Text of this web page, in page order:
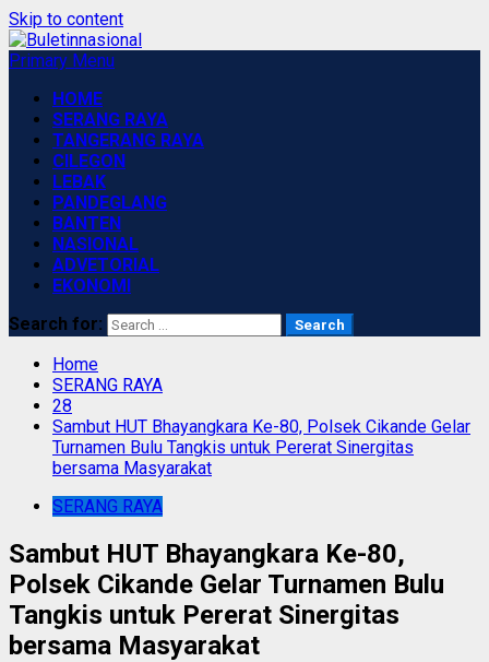
Skip to content
Primary Menu
HOME
SERANG RAYA
TANGERANG RAYA
CILEGON
LEBAK
PANDEGLANG
BANTEN
NASIONAL
ADVETORIAL
EKONOMI
Search for:
Home
SERANG RAYA
28
Sambut HUT Bhayangkara Ke-80, Polsek Cikande Gelar
Turnamen Bulu Tangkis untuk Pererat Sinergitas
bersama Masyarakat
SERANG RAYA
Sambut HUT Bhayangkara Ke-80,
Polsek Cikande Gelar Turnamen Bulu
Tangkis untuk Pererat Sinergitas
bersama Masyarakat